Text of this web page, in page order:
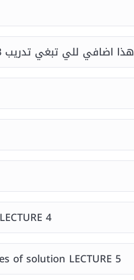
extra exams on lecture 1-2-3 هذا اضافي للي تبغي تدريب
4
of solution LECTURE 5